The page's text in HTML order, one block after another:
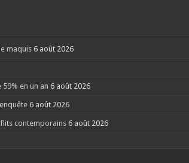
maquis 6 août 2026
en un an 6 août 2026
6 août 2026
contemporains 6 août 2026